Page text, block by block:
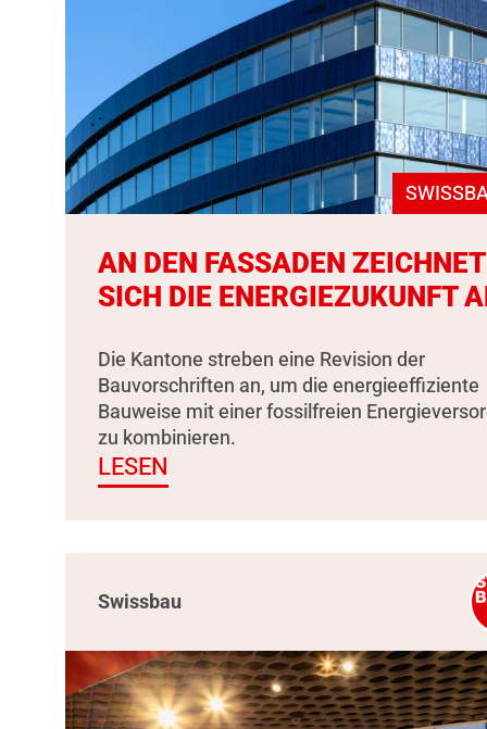
AN DEN FASSADEN ZEICHNET
SICH DIE ENERGIEZUKUNFT
Die Kantone streben eine Revision der
Bauvorschriften an, um die energieeffiziente
Bauweise mit einer fossilfreien
zu kombinieren.
LESEN
Swissbau